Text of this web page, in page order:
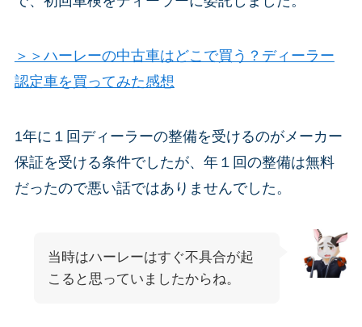
＞＞ハーレーの中古車はどこで買う？ディーラー
認定車を買ってみた感想
1年に１回ディーラーの整備を受けるのがメーカー
保証を受ける条件でしたが、年１回の整備は無料
だったので悪い話ではありませんでした。
当時はハーレーはすぐ不具合が起
こると思っていましたからね。